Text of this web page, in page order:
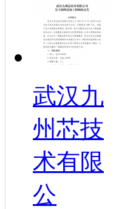
武汉九
州芯技
术有限
公